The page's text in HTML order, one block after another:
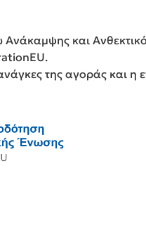
Ανάκαμψης και
της αγοράς και η